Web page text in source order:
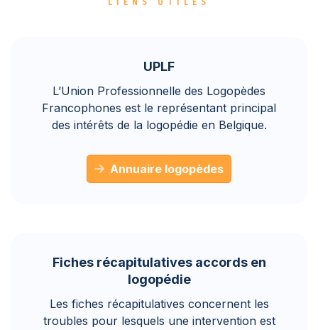
LIENS UTILES
UPLF
L’Union Professionnelle des Logopèdes
Francophones est le représentant principal
des intérêts de la logopédie en Belgique.
Annuaire logopèdes
Fiches récapitulatives accords en
logopédie
Les fiches récapitulatives concernent les
troubles pour lesquels une intervention est